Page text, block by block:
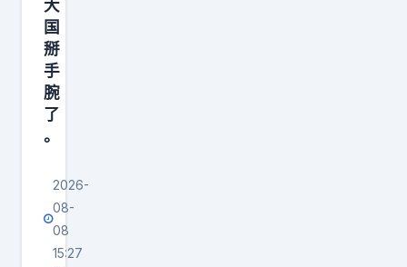
大
国
掰
手
腕
了
。
2026-
08-
08
15:27